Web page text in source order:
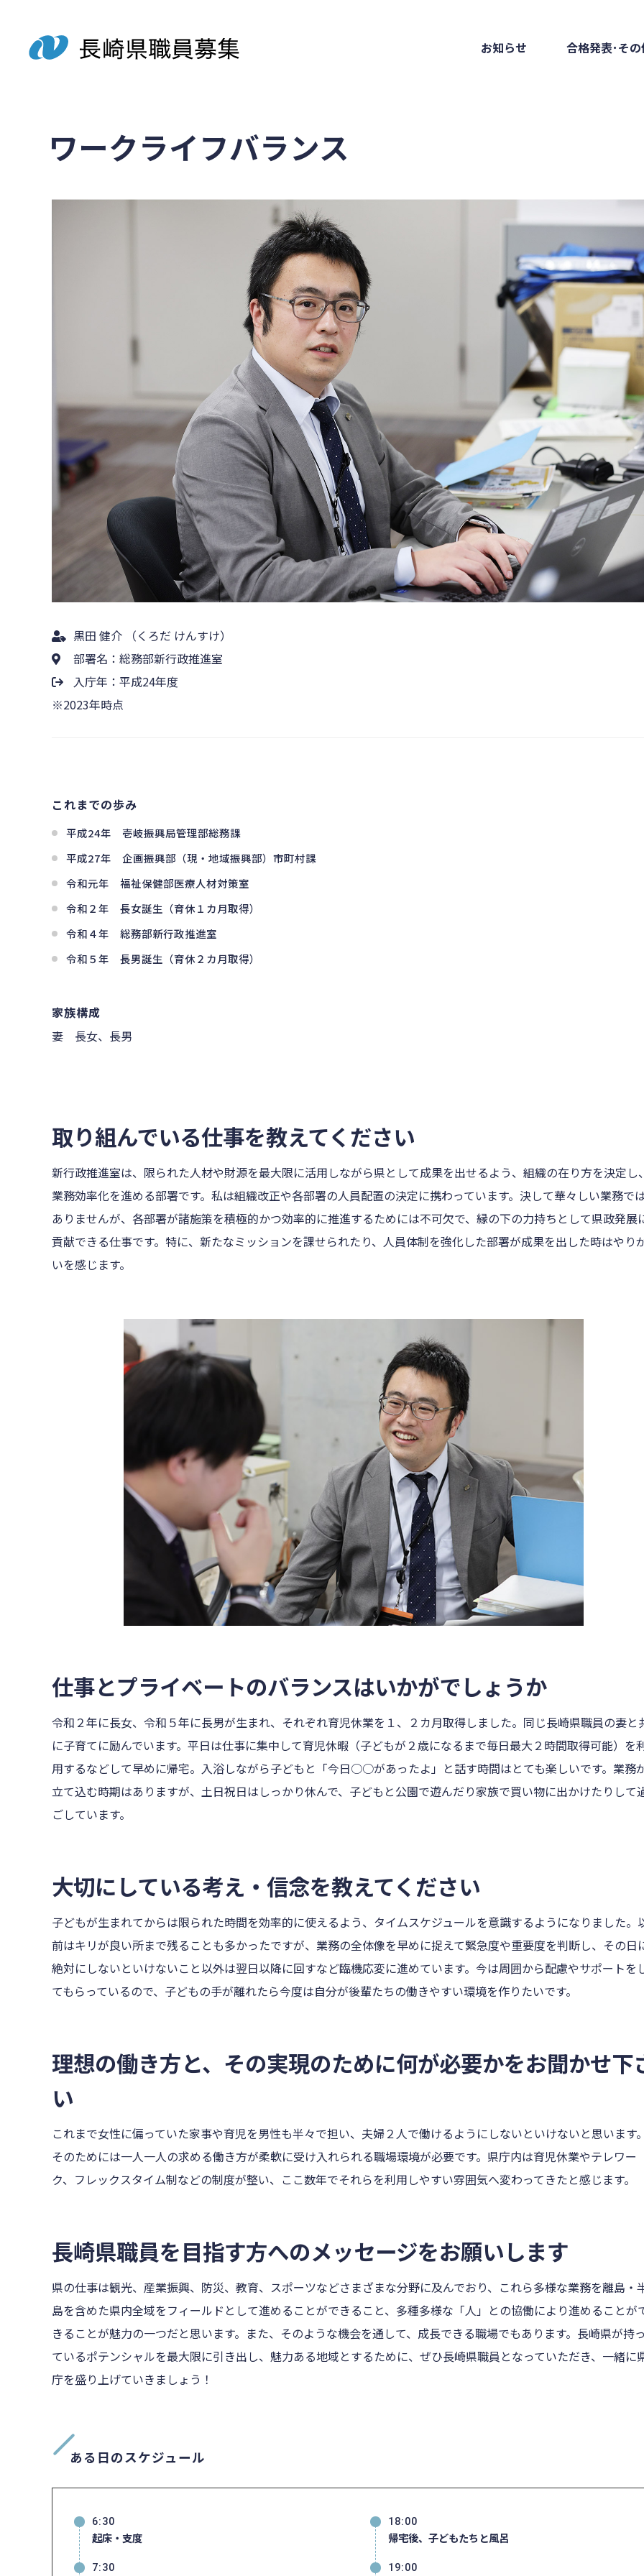
お知らせ 合格発表･そ
ワークライフバランス
黒田 健介 （くろだ けんすけ）
部署名：総務部新行政推進室
入庁年：平成24年度
※2023年時点
これまでの歩み
平成24年 壱岐振興局管理部総務課
平成27年 企画振興部（現・地域振興部）市町村課
令和元年 福祉保健部医療人材対策室
令和２年 長女誕生（育休１カ月取得）
令和４年 総務部新行政推進室
令和５年 長男誕生（育休２カ月取得）
家族構成
妻 長女、長男
取り組んでいる仕事を教えてください
新行政推進室は、限られた人材や財源を最大限に活用しながら県として成果を出せるよう、組織の在り方を決定し、
業務効率化を進める部署です。私は組織改正や各部署の人員配置の決定に携わっています。決して華々しい業務で
ありませんが、各部署が諸施策を積極的かつ効率的に推進するためには不可欠で、縁の下の力持ちとして県政発展
貢献できる仕事です。特に、新たなミッションを課せられたり、人員体制を強化した部署が成果を出した時はやり
いを感じます。
仕事とプライベートのバランスはいかがでしょうか
令和２年に長女、令和５年に長男が生まれ、それぞれ育児休業を１、２カ月取得しました。同じ長崎県職員の妻と
に子育てに励んでいます。平日は仕事に集中して育児休暇（子どもが２歳になるまで毎日最大２時間取得可能）を
用するなどして早めに帰宅。入浴しながら子どもと「今日○○があったよ」と話す時間はとても楽しいです。業務
立て込む時期はありますが、土日祝日はしっかり休んで、子どもと公園で遊んだり家族で買い物に出かけたりして
ごしています。
大切にしている考え・信念を教えてください
子どもが生まれてからは限られた時間を効率的に使えるよう、タイムスケジュールを意識するようになりました。
前はキリが良い所まで残ることも多かったですが、業務の全体像を早めに捉えて緊急度や重要度を判断し、その日
絶対にしないといけないこと以外は翌日以降に回すなど臨機応変に進めています。今は周囲から配慮やサポートを
てもらっているので、子どもの手が離れたら今度は自分が後輩たちの働きやすい環境を作りたいです。
理想の働き方と、その実現のために何が必要かをお聞かせ下
い
これまで女性に偏っていた家事や育児を男性も半々で担い、夫婦２人で働けるようにしないといけないと思います。
そのためには一人一人の求める働き方が柔軟に受け入れられる職場環境が必要です。県庁内は育児休業やテレワー
ク、フレックスタイム制などの制度が整い、ここ数年でそれらを利用しやすい雰囲気へ変わってきたと感じます。
長崎県職員を目指す方へのメッセージをお願いします
県の仕事は観光、産業振興、防災、教育、スポーツなどさまざまな分野に及んでおり、これら多様な業務を離島・
島を含めた県内全域をフィールドとして進めることができること、多種多様な「人」との協働により進めることが
きることが魅力の一つだと思います。また、そのような機会を通して、成長できる職場でもあります。長崎県が持っ
ているポテンシャルを最大限に引き出し、魅力ある地域とするために、ぜひ長崎県職員となっていただき、一緒に
庁を盛り上げていきましょう！
ある日のスケジュール
6:30
起床・支度
7:30
18:00
帰宅後、子どもたちと風呂
19:00